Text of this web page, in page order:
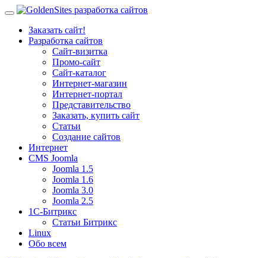
Заказать сайт!
Разработка сайтов
Сайт-визитка
Промо-сайт
Сайт-каталог
Интернет-магазин
Интернет-портал
Представительство
Заказать, купить сайт
Статьи
Создание сайтов
Интернет
CMS Joomla
Joomla 1.5
Joomla 1.6
Joomla 3.0
Joomla 2.5
1С-Битрикс
Статьи Битрикс
Linux
Обо всем